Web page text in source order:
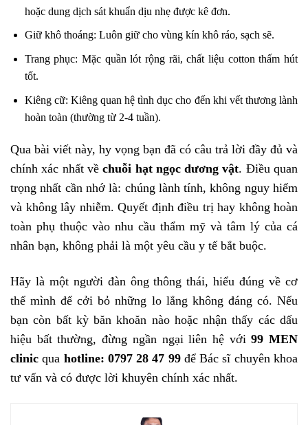
hoặc dung dịch sát khuẩn dịu nhẹ được kê đơn.
Giữ khô thoáng: Luôn giữ cho vùng kín khô ráo, sạch sẽ.
Trang phục: Mặc quần lót rộng rãi, chất liệu cotton thấm hút
tốt.
Kiêng cữ: Kiêng quan hệ tình dục cho đến khi vết thương lành
hoàn toàn (thường từ 2-4 tuần).
Qua bài viết này, hy vọng bạn đã có câu trả lời đầy đủ và
chính xác nhất vềchuỗi hạt ngọc dương vật. Điều quan
trọng nhất cần nhớ là: chúng lành tính, không nguy hiểm
và không lây nhiễm. Quyết định điều trị hay không hoàn
toàn phụ thuộc vào nhu cầu thẩm mỹ và tâm lý của cá
nhân bạn, không phải là một yêu cầu y tế bắt buộc.
Hãy là một người đàn ông thông thái, hiểu đúng về cơ
thể mình để cởi bỏ những lo lắng không đáng có. Nếu
bạn còn bất kỳ băn khoăn nào hoặc nhận thấy các dấu
hiệu bất thường, đừng ngần ngại liên hệ với99 MEN
clinic qua hotline: 0797 28 47 99để Bác sĩ chuyên khoa
tư vấn và có được lời khuyên chính xác nhất.